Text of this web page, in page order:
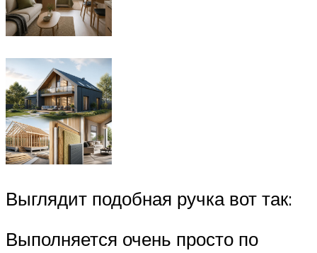
Выглядит подобная ручка вот так:
Выполняется очень просто по